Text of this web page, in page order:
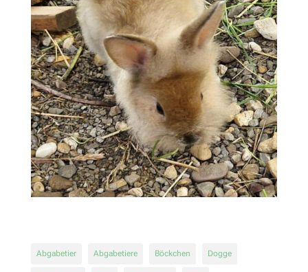
Abgabetier Abgabetiere Böckchen Dogge